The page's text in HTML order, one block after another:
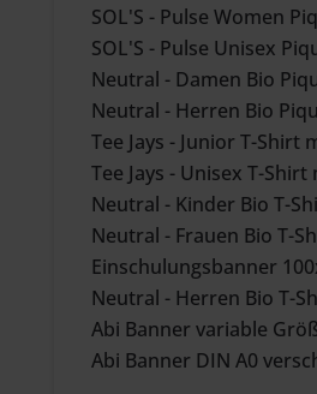
SOL'S - Pulse Women
SOL'S - Pulse Unisex
Neutral - Damen Bio
Neutral - Herren Bio
Tee Jays - Junior T-Shirt
Tee Jays - Unisex T-
Neutral - Kinder Bio T-
Neutral - Frauen Bio T-
Einschulungsbanner
Neutral - Herren Bio T-
Abi Banner variable
Abi Banner DIN A0